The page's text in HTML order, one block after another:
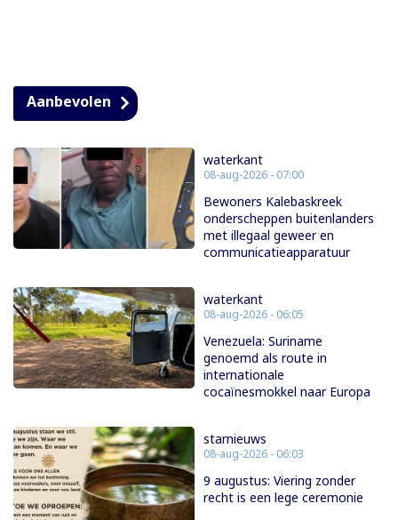
Aanbevolen
waterkant
08-aug-2026 - 07:00
Bewoners Kalebaskreek
onderscheppen buitenlanders
met illegaal geweer en
communicatieapparatuur
waterkant
08-aug-2026 - 06:05
Venezuela: Suriname
genoemd als route in
internationale
cocaïnesmokkel naar Europa
starnieuws
08-aug-2026 - 06:03
9 augustus: Viering zonder
recht is een lege ceremonie